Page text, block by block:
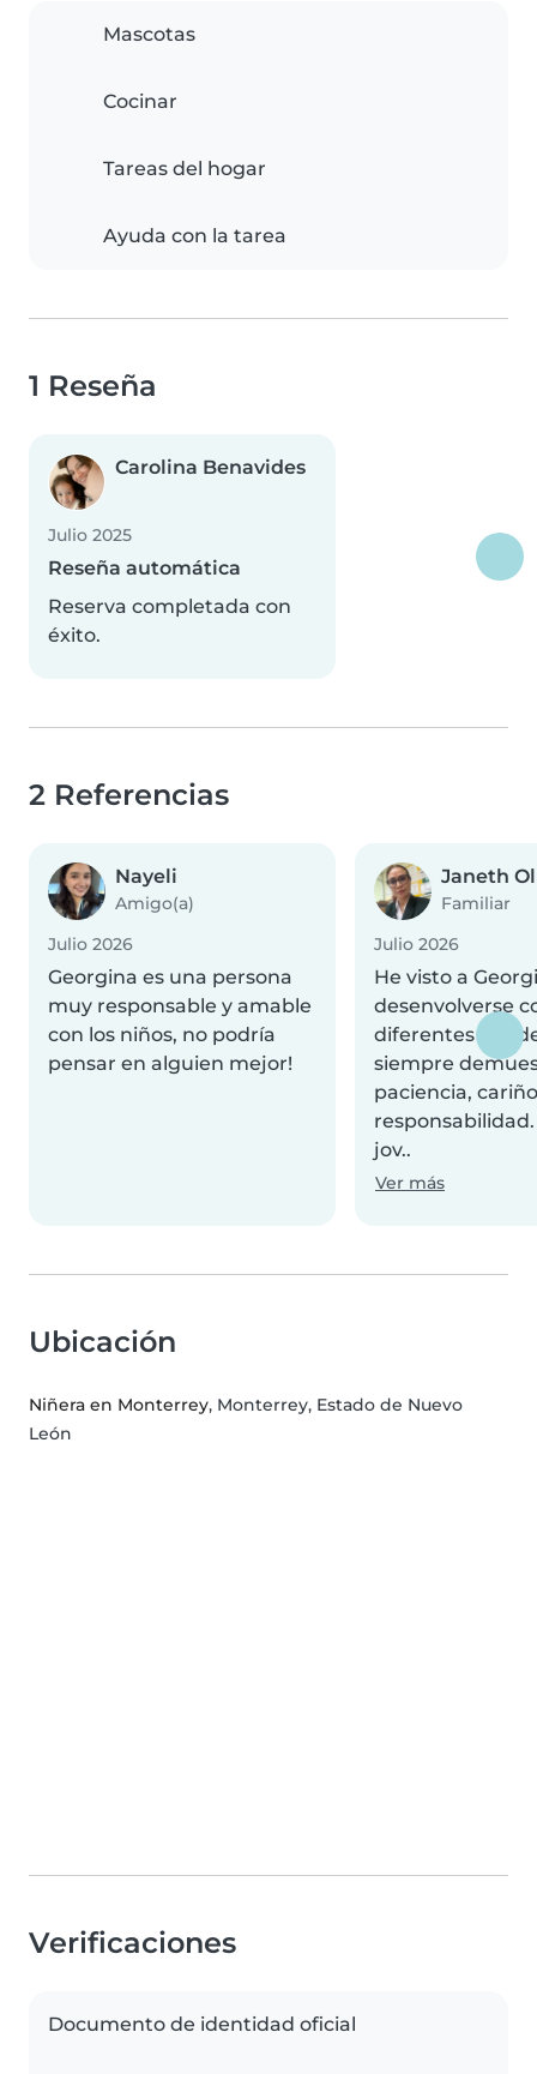
Mascotas
Cocinar
Tareas del hogar
Ayuda con la tarea
1 Reseña
Carolina Benavides
Julio 2025
Reseña automática
Reserva completada con
éxito.
2 Referencias
Nayeli
Amigo(a)
Julio 2026
Georgina es una persona
muy responsable y amable
con los niños, no podría
pensar en alguien mejor!
Janeth
Familiar
Julio 2026
He visto a
desenvolverse
diferentes
siempre
paciencia,
jov..
Ver más
Ubicación
Niñera en Monterrey, Monterrey, Estado de Nuevo
León
Verificaciones
Documento de identidad oficial